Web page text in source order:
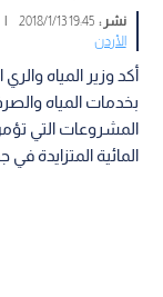
نشر :19:45 2018/1/13
|
الأردن
أكد وزير المياه
بخدمات المياه
المشروعات التي
المائية المتزايدة